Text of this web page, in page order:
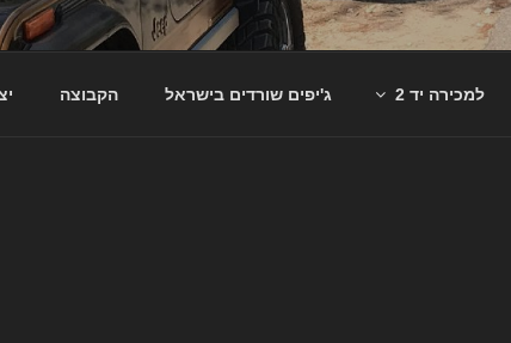
למכירה יד 2 ג'יפים שורדים בישראל הקבוצה